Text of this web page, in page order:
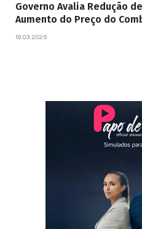
Governo Avalia Redução
Aumento do Preço do
19.03.2026